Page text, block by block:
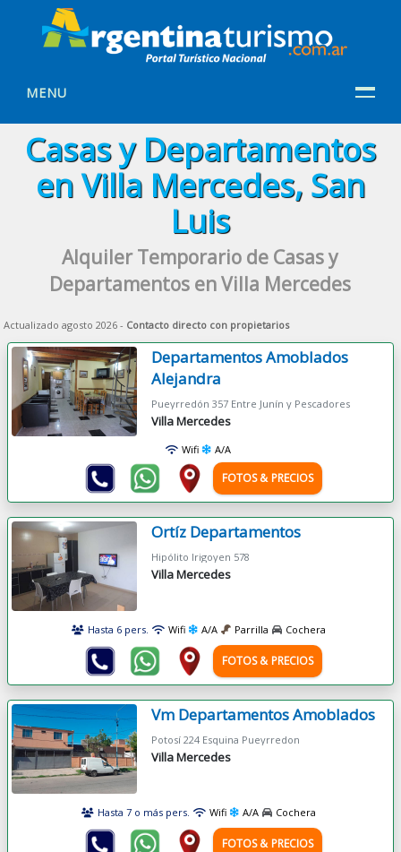
MENU
Casas y Departamentos
en Villa Mercedes, San
Luis
Alquiler Temporario de Casas y
Departamentos en Villa Mercedes
Actualizado agosto 2026 - Contacto directo con propietarios
Departamentos Amoblados
Alejandra
Pueyrredón 357 Entre Junín y Pescadores
Villa Mercedes
Wifi A/A
FOTOS & PRECIOS
Ortíz Departamentos
Hipólito Irigoyen 578
Villa Mercedes
Hasta 6 pers. Wifi A/A Parrilla Cochera
FOTOS & PRECIOS
Vm Departamentos Amoblados
Potosí 224 Esquina Pueyrredon
Villa Mercedes
Hasta 7 o más pers. Wifi A/A Cochera
FOTOS & PRECIOS